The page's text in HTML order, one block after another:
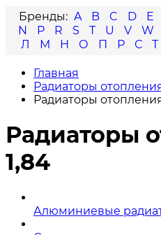
A
B C D E
N
P R S T U V W
Л
М Н О П Р С Т
Главная
Радиаторы
Радиаторы
Радиаторы
1,84
Алюминиевые